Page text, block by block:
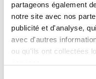
partageons également
notre site avec nos
publicité et d'analyse,
avec d'autres
ou qu'ils ont collectées